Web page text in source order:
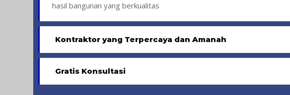
hasil bangunan yang berkualitas
Kontraktor yang Terpercaya dan Amanah
Gratis Konsultasi